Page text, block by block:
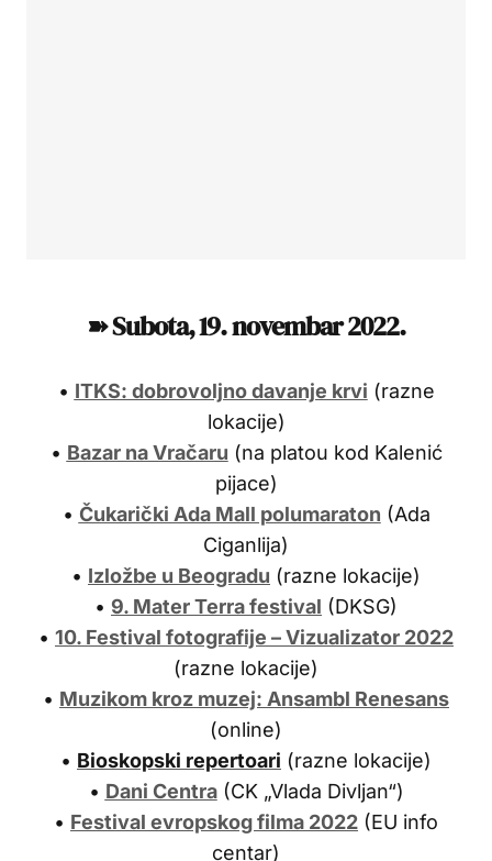
➽ Subota, 19.novembar 2022.
• ITKS: dobrovoljno davanje krvi (razne
lokacije)
• Bazar na Vračaru (na platou kod Kalenić
pijace)
• Čukarički Ada Mall polumaraton (Ada
Ciganlija)
• Izložbe u Beogradu (razne lokacije)
• 9. Mater Terra festival (DKSG)
• 10. Festival fotografije – Vizualizator 2022
(razne lokacije)
• Muzikom kroz muzej: Ansambl Renesans
(online)
• Bioskopski repertoari (razne lokacije)
• Dani Centra(CK „Vlada Divljan“)
• Festival evropskog filma 2022 (EU info
centar)